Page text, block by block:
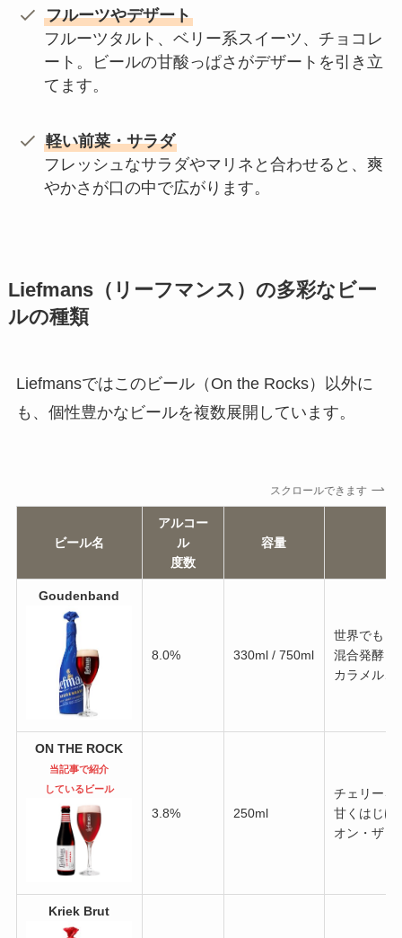
フルーツやデザート
フルーツタルト、ベリー系スイーツ、チョコレ
ート。ビールの甘酸っぱさがデザートを引き立
てます。
軽い前菜・サラダ
フレッシュなサラダやマリネと合わせると、爽
やかさが口の中で広がります。
Liefmans（リーフマンス）の多彩なビー
ルの種類
Liefmansではこのビール（On the Rocks）以外に
も、個性豊かなビールを複数展開しています。
スクロールできます
ビール名
アルコー
ル
度数
容量
Goudenband
8.0% 330ml / 750ml
世界でもっ
混合発酵と
カラメル、
ON THE ROCK
当記事で紹介
しているビール
3.8% 250ml
チェリーを
甘くはじけ
オン・ザ・
Kriek Brut